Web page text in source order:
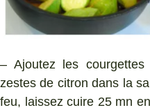
– Ajoutez les
zestes de citron dans la
feu, laissez cuire 25 mn